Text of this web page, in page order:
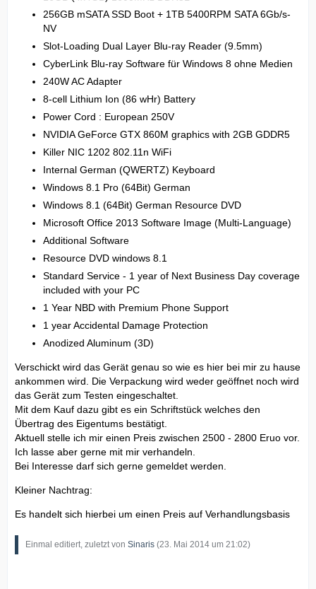
256GB mSATA SSD Boot + 1TB 5400RPM SATA 6Gb/s-
NV
Slot-Loading Dual Layer Blu-ray Reader (9.5mm)
CyberLink Blu-ray Software für Windows 8 ohne Medien
240W AC Adapter
8-cell Lithium Ion (86 wHr) Battery
Power Cord : European 250V
NVIDIA GeForce GTX 860M graphics with 2GB GDDR5
Killer NIC 1202 802.11n WiFi
Internal German (QWERTZ) Keyboard
Windows 8.1 Pro (64Bit) German
Windows 8.1 (64Bit) German Resource DVD
Microsoft Office 2013 Software Image (Multi-Language)
Additional Software
Resource DVD windows 8.1
Standard Service - 1 year of Next Business Day coverage
included with your PC
1 Year NBD with Premium Phone Support
1 year Accidental Damage Protection
Anodized Aluminum (3D)
Verschickt wird das Gerät genau so wie es hier bei mir zu hause
ankommen wird. Die Verpackung wird weder geöffnet noch wird
das Gerät zum Testen eingeschaltet.
Mit dem Kauf dazu gibt es ein Schriftstück welches den
Übertrag des Eigentums bestätigt.
Aktuell stelle ich mir einen Preis zwischen 2500 - 2800 Eruo vor.
Ich lasse aber gerne mit mir verhandeln.
Bei Interesse darf sich gerne gemeldet werden.
Kleiner Nachtrag:
Es handelt sich hierbei um einen Preis auf Verhandlungsbasis
Einmal editiert, zuletzt von Sinaris (23. Mai 2014 um 21:02)